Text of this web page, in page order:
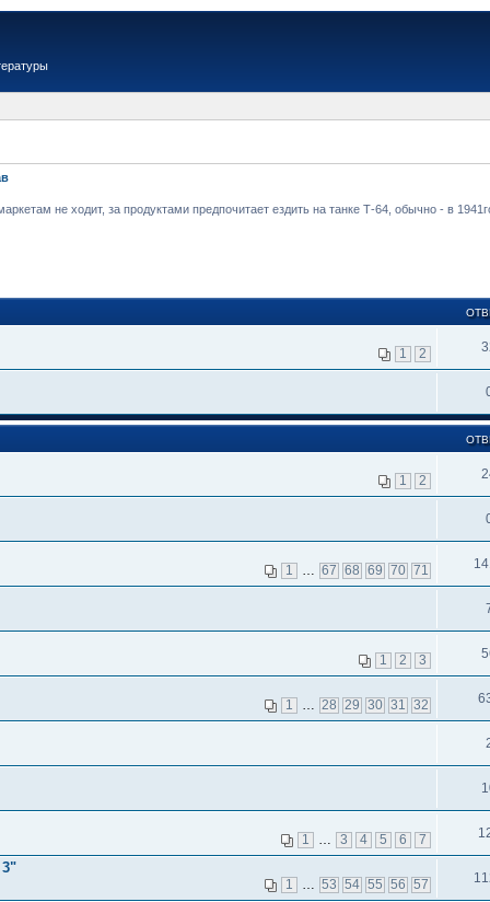
не ходит, за продуктами предпочитает ездить на танке Т-64, обычно - в
1 2
1 2
1 67 68 69 70 71
1 2 3
1 28 29 30 31 32
1 3 4 5 6 7
1 53 54 55 56 57